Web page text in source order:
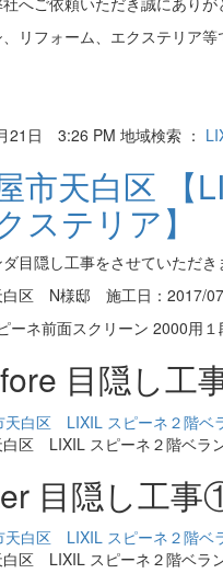
リフォーム、エクステリア
21日 3:26 PM 地域検索 ：
市天白区 【
ステリア】
ダ目隠し工事をさせていただき
白区 N様邸 施工日：2017/
ーネ前面スクリーン 2000用
目隠し工
白区 LIXIL スピーネ２階ベ
目隠し工事
白区 LIXIL スピーネ２階ベ